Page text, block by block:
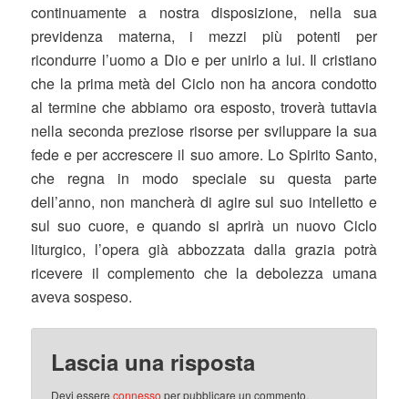
continuamente a nostra disposizione, nella sua
previdenza materna, i mezzi più potenti per
ricondurre l’uomo a Dio e per unirlo a lui. Il cristiano
che la prima metà del Ciclo non ha ancora condotto
al termine che abbiamo ora esposto, troverà tuttavia
nella seconda preziose risorse per sviluppare la sua
fede e per accrescere il suo amore. Lo Spirito Santo,
che regna in modo speciale su questa parte
dell’anno, non mancherà di agire sul suo intelletto e
sul suo cuore, e quando si aprirà un nuovo Ciclo
liturgico, l’opera già abbozzata dalla grazia potrà
ricevere il complemento che la debolezza umana
aveva sospeso.
Lascia una risposta
Devi essereconnesso per pubblicare un commento.